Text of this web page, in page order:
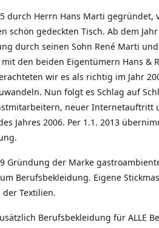
durch Herrn Hans Marti gegründet,
schön gedeckten Tisch. Ab dem
durch seinen Sohn René Marti
den beiden Eigentümern Hans &
wir es als richtig im Jahr
Nun folgt es Schlag auf
neuer Internetauftritt
Jahres 2006. Per 1.1. 2013
Gründung der Marke
Berufsbekleidung. Eigene
Textilien.
Berufsbekleidung für ALLE